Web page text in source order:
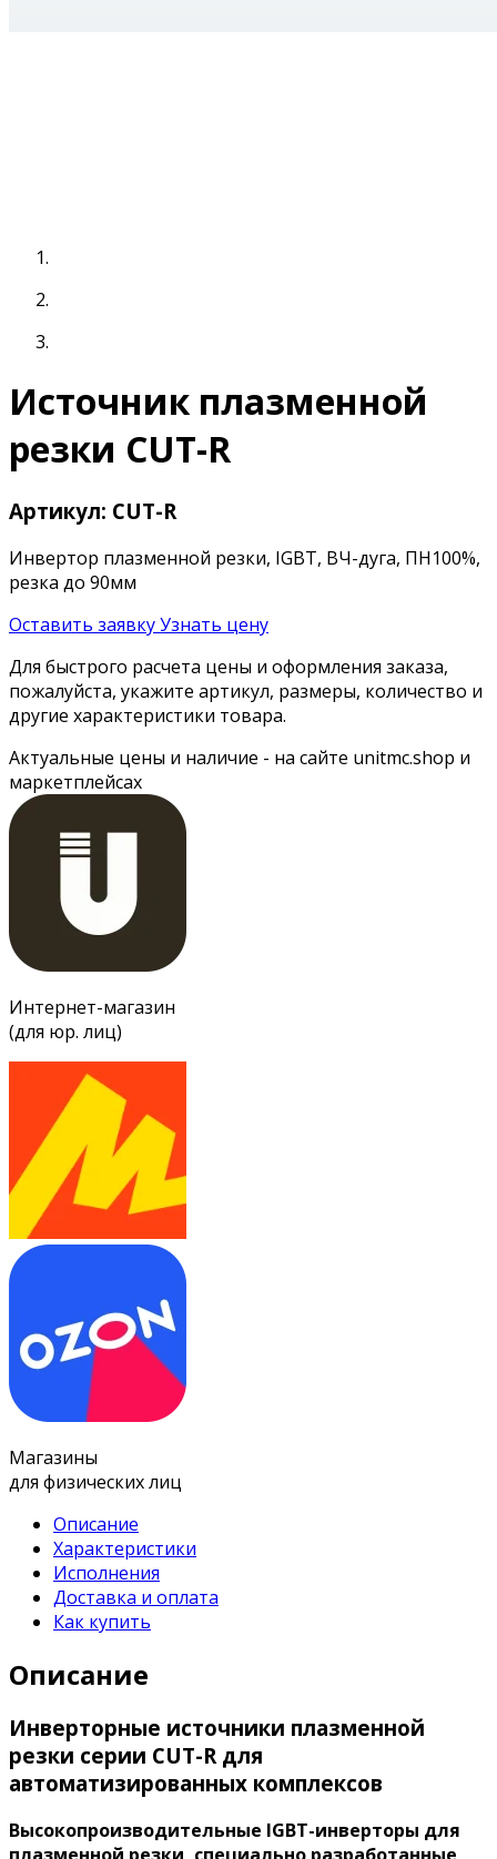
Источник плазменной
резки CUT-R
Артикул: CUT-R
Инвертор плазменной резки, IGBT, ВЧ-дуга, ПН100%,
резка до 90мм
Оставить заявкуУзнать цену
Для быстрого расчета цены и оформления заказа,
пожалуйста, укажите артикул, размеры, количество и
другие характеристики товара.
Актуальные цены и наличие - на сайте unitmc.shop и
маркетплейсах
Интернет-магазин
(для юр. лиц)
Магазины
для физических лиц
Описание
Характеристики
Исполнения
Доставка и оплата
Как купить
Описание
Инверторные источники плазменной
резки серии CUT-R для
автоматизированных комплексов
Высокопроизводительные IGBT-инверторы для